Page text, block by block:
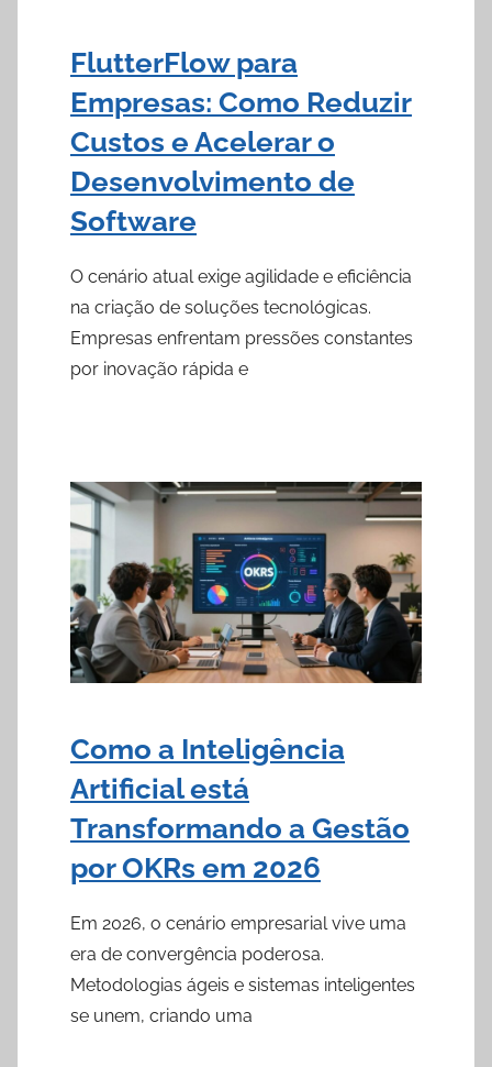
FlutterFlow para
Empresas: Como Reduzir
Custos e Acelerar o
Desenvolvimento de
Software
O cenário atual exige agilidade e eficiência
na criação de soluções tecnológicas.
Empresas enfrentam pressões constantes
por inovação rápida e
Como a Inteligência
Artificial está
Transformando a Gestão
por OKRs em 2026
Em 2026, o cenário empresarial vive uma
era de convergência poderosa.
Metodologias ágeis e sistemas inteligentes
se unem, criando uma